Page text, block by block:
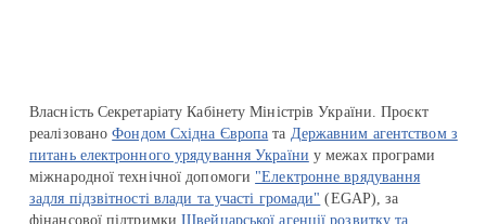
Власність Секретаріату Кабінету Міністрів України. Проєкт
реалізованоФондом Східна Європа та Державним агентством з
питань електронного урядування України у межах програми
міжнародної технічної допомоги "Електронне врядування
задля підзвітності влади та участі громади" (EGAP), за
фінансової підтримкиШвейцарської агенції розвитку та